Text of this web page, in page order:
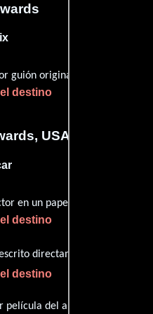
guión original
destino
USA
en un papel líder
destino
directamente para la
destino
del año